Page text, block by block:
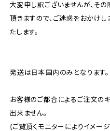
大変申し訳ございませんが、そ
頂きますので、ご迷惑をおかけし
たします。
発送は日本国内のみとなります。
お客様のご都合によるご注文の
出来ません。
(ご覧頂くモニターによりイメー